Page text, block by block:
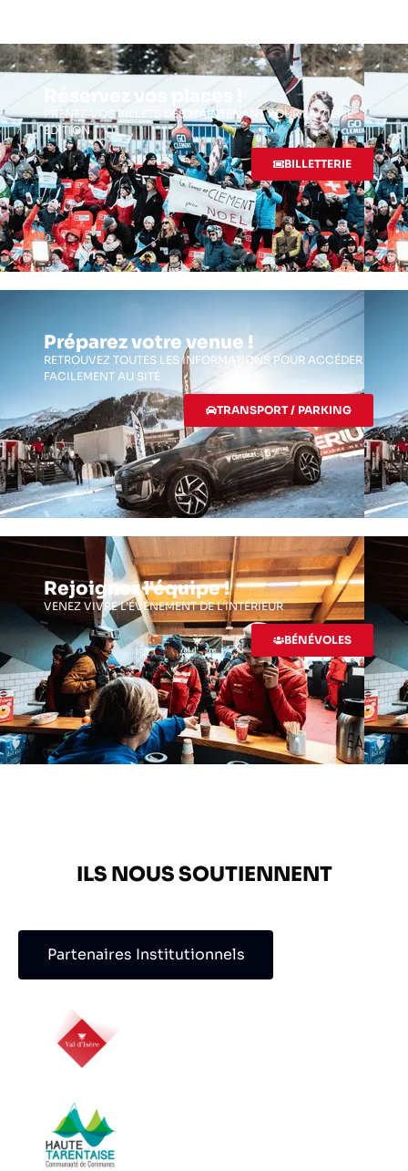
Réservez vos places !
PRENEZ VOS BILLETS DÈS MAINTENANT POUR LA 71ÈME
ÉDITION
BILLETTERIE
Préparez votre venue !
RETROUVEZ TOUTES LES INFORMATIONS POUR ACCÉDER
FACILEMENT AU SITE
TRANSPORT / PARKING
Rejoignez l'équipe !
VENEZ VIVRE L’ÉVÉNEMENT DE L’INTÉRIEUR
BÉNÉVOLES
ILS NOUS SOUTIENNENT
Partenaires Institutionnels